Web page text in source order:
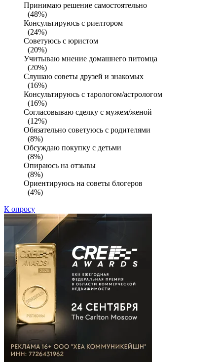
Принимаю решение самостоятельно
(48%)
Консультируюсь с риелтором
(24%)
Советуюсь с юристом
(20%)
Учитываю мнение домашнего питомца
(20%)
Слушаю советы друзей и знакомых
(16%)
Консультируюсь с тарологом/астрологом
(16%)
Согласовываю сделку с мужем/женой
(12%)
Обязательно советуюсь с родителями
(8%)
Обсуждаю покупку с детьми
(8%)
Опираюсь на отзывы
(8%)
Ориентируюсь на советы блогеров
(4%)
К опросу